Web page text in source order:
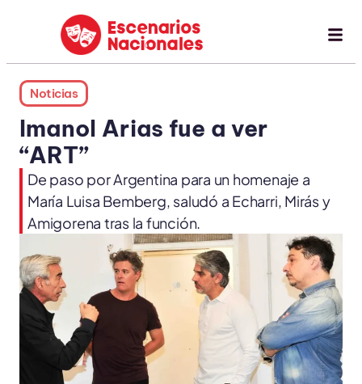
Noticias
Imanol Arias fue a ver
“ART”
De paso por Argentina para un homenaje a
María Luisa Bemberg, saludó a Echarri, Mirás y
Amigorena tras la función.